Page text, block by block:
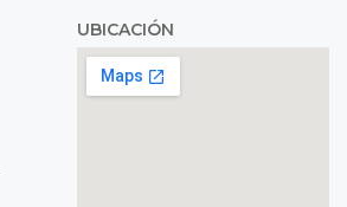
UBICACIÓN